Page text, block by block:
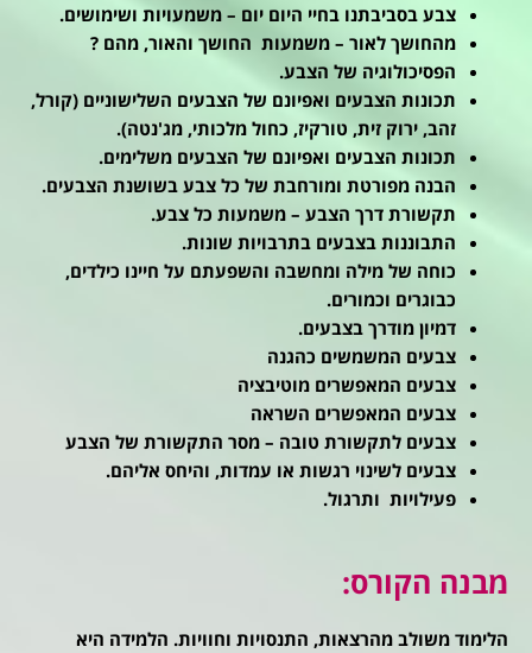
צבע בסביבתנו בחיי היום יום – משמעויות ושימושים.
מהחושך לאור – משמעות החושך והאור, מהם ?
הפסיכולוגיה של הצבע.
תכונות הצבעים ואפיונם של הצבעים השלישוניים (קורל,
זהב, ירוק זית, טורקיז, כחול מלכותי, מג'נטה).
תכונות הצבעים ואפיונם של הצבעים משלימים.
הבנה מפורטת ומורחבת של כל צבע בשושנת הצבעים.
תקשורת דרך הצבע – משמעות כל צבע.
התבוננות בצבעים בתרבויות שונות.
כוחה של מילה ומחשבה והשפעתם על חיינו כילדים,
כבוגרים וכמורים.
דמיון מודרך בצבעים.
צבעים המשמשים כהגנה
צבעים המאפשרים מוטיבציה
צבעים המאפשרים השראה
צבעים לתקשורת טובה – מסר התקשורת של הצבע
צבעים לשינוי רגשות או עמדות, והיחס אליהם.
פעילויות ותרגול.
מבנה הקורס:
הלימוד משולב מהרצאות, התנסויות וחוויות. הלמידה היא